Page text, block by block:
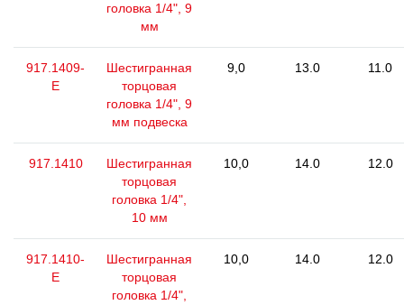
головка 1/4", 9
мм
917.1409-
E
Шестигранная
торцовая
головка 1/4", 9
мм подвеска
9,0 13.0 11.0
917.1410
Шестигранная
торцовая
головка 1/4",
10 мм
10,0 14.0 12.0
917.1410-
E
Шестигранная
торцовая
головка 1/4",
10,0 14.0 12.0